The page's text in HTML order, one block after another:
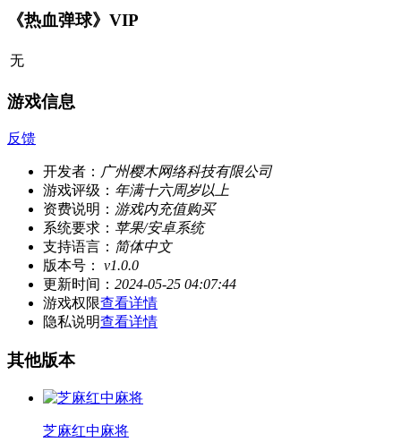
《热血弹球》VIP
无
游戏信息
反馈
开发者： 广州樱木网络科技有限公司
游戏评级： 年满十六周岁以上
资费说明： 游戏内充值购买
系统要求： 苹果/安卓系统
支持语言： 简体中文
版本号：
v1.0.0
更新时间： 2024-05-25 04:07:44
游戏权限查看详情
隐私说明查看详情
其他版本
芝麻红中麻将